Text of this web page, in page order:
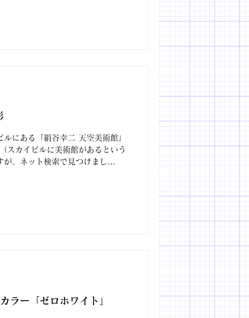
にある「絹谷幸二 天空美術館」
スカイビルに美術館があるという
が、ネット検索で見つけまし
ラー「ゼロホワイト」